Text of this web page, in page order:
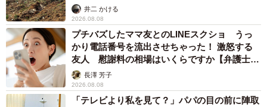
るか井二 かける
2026.08.08
プチバズしたママ友とのLINEスクショ うっ
かり電話番号を流出させちゃった！ 激怒する
友人 慰謝料の相場はいくらですか【弁護士が
解説】長澤 芳子
2026.08.08
「テレビより私を見て？」パパの目の前に陣取